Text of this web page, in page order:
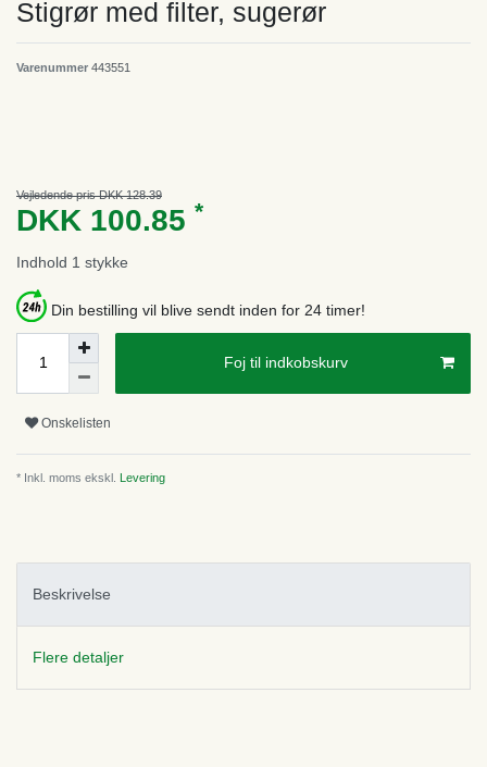
Stigrør med filter, sugerør
Varenummer 443551
Vejledende pris DKK 128.39
DKK 100.85 *
Indhold 1 stykke
Din bestilling vil blive sendt inden for 24 timer!
Foj til indkobskurv
Onskelisten
* Inkl. moms ekskl. Levering
Beskrivelse
Flere detaljer